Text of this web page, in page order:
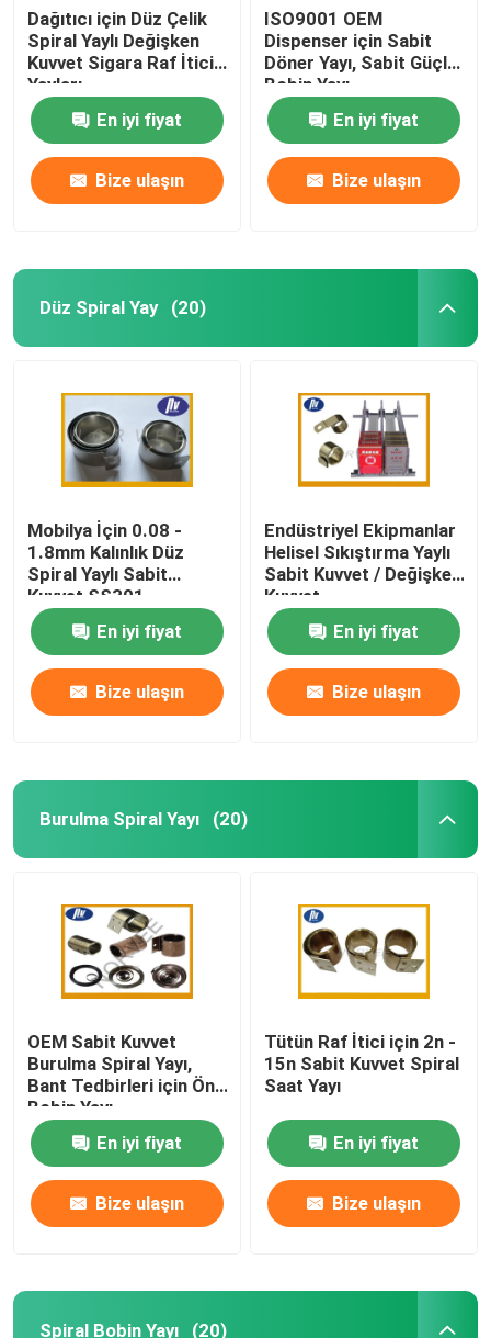
Dağıtıcı için Düz Çelik
Spiral Yaylı Değişken
Kuvvet Sigara Raf İtici
Yayları
En iyi fiyat
Bize ulaşın
ISO9001 OEM
Dispenser için Sabit
Döner Yayı, Sabit Güçlü
Bobin Yayı
En iyi fiyat
Bize ulaşın
Düz Spiral Yay (20)
Mobilya İçin 0.08 -
1.8mm Kalınlık Düz
Spiral Yaylı Sabit
Kuvvet SS301
En iyi fiyat
Bize ulaşın
Endüstriyel Ekipmanlar
Helisel Sıkıştırma Yaylı
Sabit Kuvvet / Değişken
Kuvvet
En iyi fiyat
Bize ulaşın
Burulma Spiral Yayı (20)
OEM Sabit Kuvvet
Burulma Spiral Yayı,
Bant Tedbirleri için Ön
Bobin Yayı
En iyi fiyat
Bize ulaşın
Tütün Raf İtici için 2n -
15n Sabit Kuvvet Spiral
Saat Yayı
En iyi fiyat
Bize ulaşın
Spiral Bobin Yayı (20)